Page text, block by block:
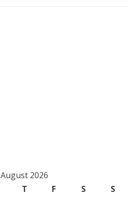
August 2026
T F S
S